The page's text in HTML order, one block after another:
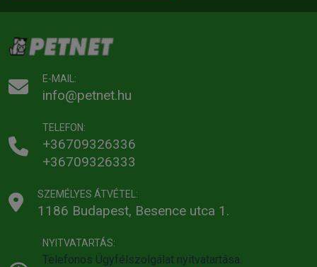
E-MAIL:
info@petnet.hu
TELEFON:
+36709326336
+36709326333
SZEMÉLYES ÁTVÉTEL:
1186 Budapest, Besence utca 1.
NYITVATARTÁS:
Telefonos Ügyfélszolgálat nyitvatartása: